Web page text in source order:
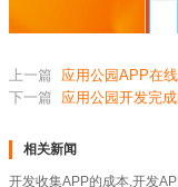
上一篇
应用公园APP在
下一篇
应用公园开发完
相关新闻
开发收集APP的成本,开发